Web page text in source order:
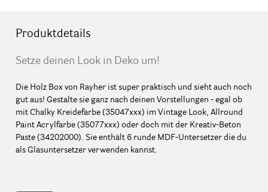
Produktdetails
Setze deinen Look in Deko um!
Die Holz Box von Rayher ist super praktisch und sieht auch noch
gut aus! Gestalte sie ganz nach deinen Vorstellungen - egal ob
mit Chalky Kreidefarbe (35047xxx) im Vintage Look, Allround
Paint Acrylfarbe (35077xxx) oder doch mit der Kreativ-Beton
Paste (34202000). Sie enthält 6 runde MDF-Untersetzer die du
als Glasuntersetzer verwenden kannst.